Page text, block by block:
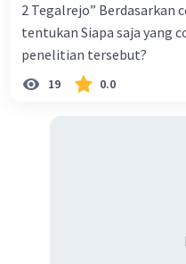
2 Tegalrejo” Berdasarkan contoh judul penelitian di atas
tentukan Siapa saja yang
penelitian tersebut?
19 0.0